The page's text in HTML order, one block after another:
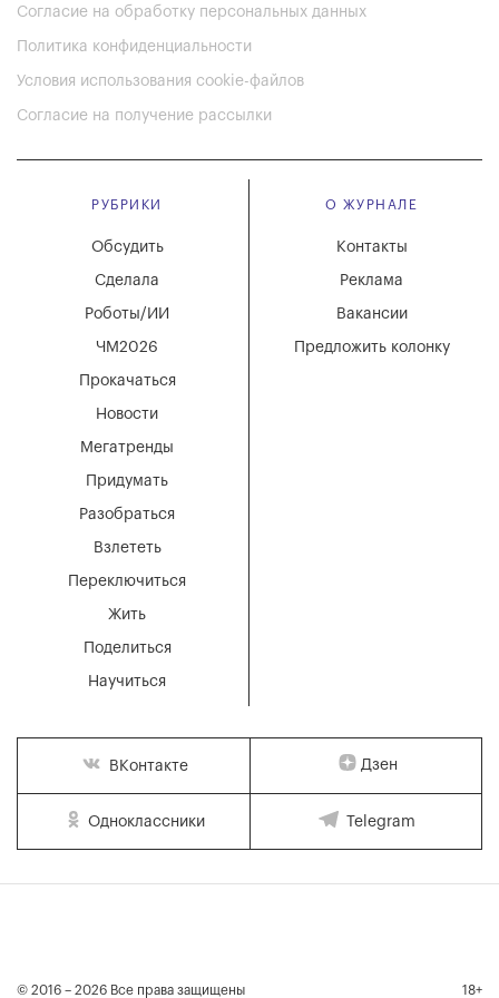
Согласие на обработку персональных данных
Политика конфиденциальности
Условия использования cookie-файлов
Согласие на получение рассылки
РУБРИКИ
Мегатренды
Придумать
Разобраться
Взлететь
Новости
Переключиться
Жить
Поделиться
Научиться
Обсудить
Сделала
Роботы/ИИ
ЧМ2026
Прокачаться
О ЖУРНАЛЕ
Вакансии
Реклама
Контакты
Предложить колонку
ВКонтакте Дзен
Одноклассники Telegram
© 2016 – 2026 Все права защищены 18+